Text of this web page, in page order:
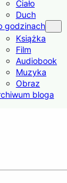
Ciało
Duch
godzinach
Książka
Film
Audiobook
Muzyka
Obraz
bloga